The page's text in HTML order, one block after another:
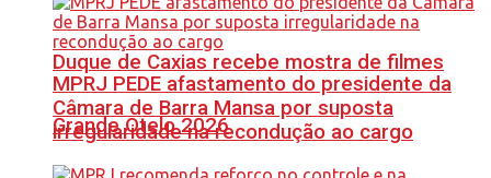
Duque de Caxias recebe mostra de filmes
Grande Otelo 2026
MPRJ PEDE afastamento do presidente da
Câmara de Barra Mansa por suposta
irregularidade na recondução ao cargo